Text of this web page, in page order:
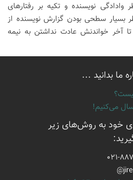
نویسنده و تکیه بر رفتارهای
سطحی بودن گزارش نویسنده از
آخر خواندنش عادت نداشتن به نیمه
ما بدانید ...
می‌كنیم!
خود به روش‌های زیر
021-